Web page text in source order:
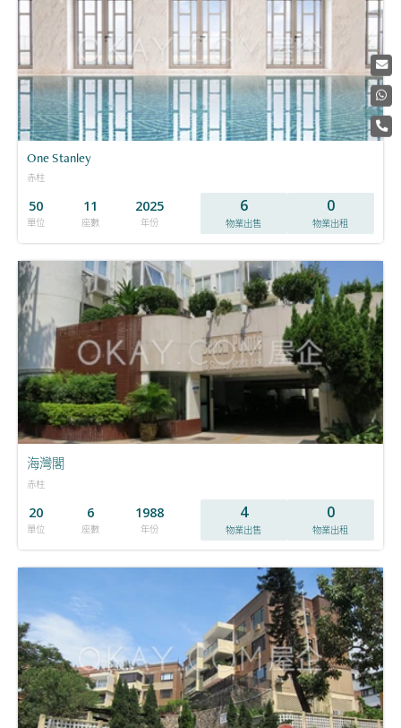
One Stanley
赤柱
50
單位
11
座數
2025
年份
6
物業出售
0
物業出租
海灣閣
赤柱
20
單位
6
座數
1988
年份
4
物業出售
0
物業出租